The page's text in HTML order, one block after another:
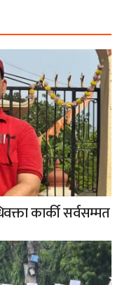
कार्की सर्वसम्मत